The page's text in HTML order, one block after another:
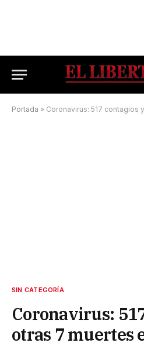
Portada » Coronavirus: 517 contagios
SIN CATEGORÍA
Coronavirus:
otras 7 muertes